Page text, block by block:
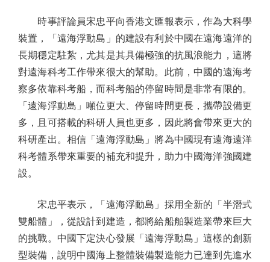
時事評論員宋忠平向香港文匯報表示，作為大科學
裝置，「遠海浮動島」的建設有利於中國在遠海遠洋的
長期穩定駐紮，尤其是其具備極強的抗風浪能力，這將
對遠海科考工作帶來很大的幫助。此前，中國的遠海考
察多依靠科考船，而科考船的停留時間是非常有限的。
「遠海浮動島」噸位更大、停留時間更長，攜帶設備更
多，且可搭載的科研人員也更多，因此將會帶來更大的
科研產出。相信「遠海浮動島」將為中國現有遠海遠洋
科考體系帶來重要的補充和提升，助力中國海洋強國建
設。
宋忠平表示，「遠海浮動島」採用全新的「半潛式
雙船體」，從設計到建造，都將給船舶製造業帶來巨大
的挑戰。中國下定決心發展「遠海浮動島」這樣的創新
型裝備，說明中國海上整體裝備製造能力已達到先進水